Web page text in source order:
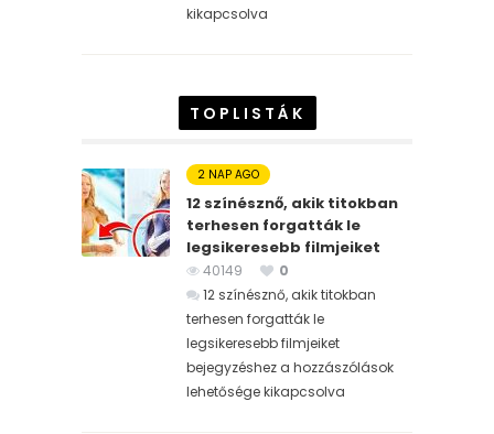
kikapcsolva
TOPLISTÁK
2 NAP AGO
12 színésznő, akik titokban
terhesen forgatták le
legsikeresebb filmjeiket
40149
0
12 színésznő, akik titokban
terhesen forgatták le
legsikeresebb filmjeiket
bejegyzéshez a hozzászólások
lehetősége kikapcsolva